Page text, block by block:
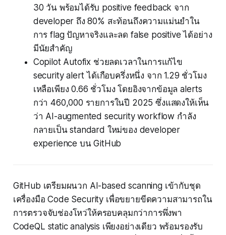
30 วัน พร้อมได้รับ positive feedback จาก
developer ถึง 80% สะท้อนถึงความแม่นยำใน
การ flag ปัญหาจริงและลด false positive ได้อย่าง
มีนัยสำคัญ
Copilot Autofix ช่วยลดเวลาในการแก้ไข
security alert ได้เกือบครึ่งหนึ่ง จาก 1.29 ชั่วโมง
เหลือเพียง 0.66 ชั่วโมง โดยอิงจากข้อมูล alerts
กว่า 460,000 รายการในปี 2025 ซึ่งแสดงให้เห็น
ว่า AI-augmented security workflow กำลัง
กลายเป็น standard ใหม่ของ developer
experience บน GitHub
GitHub เตรียมผนวก AI-based scanning เข้ากับชุด
เครื่องมือ Code Security เพื่อขยายขีดความสามารถใน
การตรวจจับช่องโหว่ให้ครอบคลุมกว่าการพึ่งพา
CodeQL static analysis เพียงอย่างเดียว พร้อมรองรับ